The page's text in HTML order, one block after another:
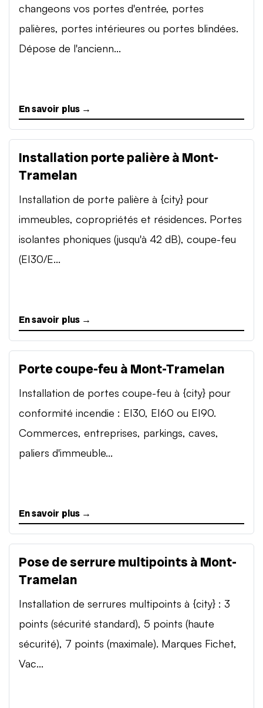
changeons vos portes d'entrée, portes
palières, portes intérieures ou portes blindées.
Dépose de l'ancienn...
En savoir plus →
Installation porte palière à Mont-
Tramelan
Installation de porte palière à {city} pour
immeubles, copropriétés et résidences. Portes
isolantes phoniques (jusqu'à 42 dB), coupe-feu
(EI30/E...
En savoir plus →
Porte coupe-feu à Mont-Tramelan
Installation de portes coupe-feu à {city} pour
conformité incendie : EI30, EI60 ou EI90.
Commerces, entreprises, parkings, caves,
paliers d'immeuble...
En savoir plus →
Pose de serrure multipoints à Mont-
Tramelan
Installation de serrures multipoints à {city} : 3
points (sécurité standard), 5 points (haute
sécurité), 7 points (maximale). Marques Fichet,
Vac...